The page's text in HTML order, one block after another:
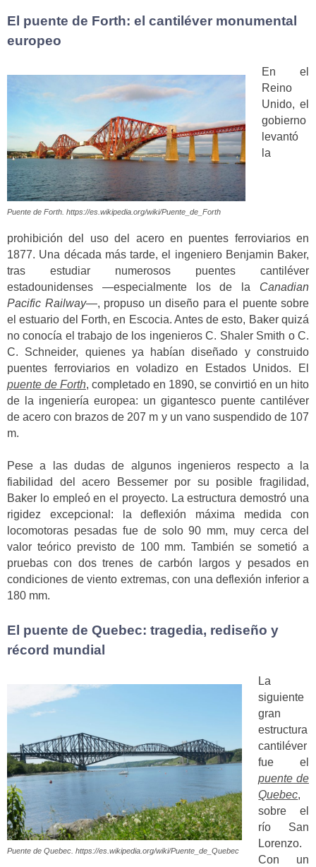
El puente de Forth: el cantiléver monumental
europeo
Puente de Forth. https://es.wikipedia.org/wiki/Puente_de_Forth
En el
Reino
Unido, el
gobierno
levantó
la
prohibición del uso del acero en puentes ferroviarios en
1877. Una década más tarde, el ingeniero Benjamin Baker,
tras estudiar numerosos puentes cantiléver
estadounidenses —especialmente los de la Canadian
Pacific Railway—, propuso un diseño para el puente sobre
el estuario del Forth, en Escocia. Antes de esto, Baker quizá
no conocía el trabajo de los ingenieros C. Shaler Smith o C.
C. Schneider, quienes ya habían diseñado y construido
puentes ferroviarios en voladizo en Estados Unidos. El
puente de Forth, completado en 1890, se convirtió en un hito
de la ingeniería europea: un gigantesco puente cantiléver
de acero con brazos de 207 m y un vano suspendido de 107
m.
Pese a las dudas de algunos ingenieros respecto a la
fiabilidad del acero Bessemer por su posible fragilidad,
Baker lo empleó en el proyecto. La estructura demostró una
rigidez excepcional: la deflexión máxima medida con
locomotoras pesadas fue de solo 90 mm, muy cerca del
valor teórico previsto de 100 mm. También se sometió a
pruebas con dos trenes de carbón largos y pesados en
condiciones de viento extremas, con una deflexión inferior a
180 mm.
El puente de Quebec: tragedia, rediseño y
récord mundial
Puente de Quebec. https://es.wikipedia.org/wiki/Puente_de_Quebec
La
siguiente
gran
estructura
cantiléver
fue el
puente de
Quebec,
sobre el
río San
Lorenzo.
Con un